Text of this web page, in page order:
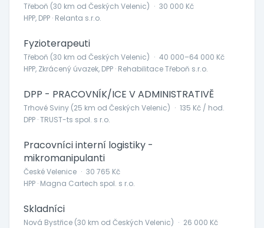
Třeboň (30 km od Českých Velenic) · 30 000 Kč
HPP, DPP · Relanta s.r.o.
Fyzioterapeuti
Třeboň (30 km od Českých Velenic) · 40 000–64 000 Kč
HPP, Zkrácený úvazek, DPP · Rehabilitace Třeboň s.r.o.
DPP - PRACOVNÍK/ICE V ADMINISTRATIVĚ
Trhové Sviny (25 km od Českých Velenic) · 135 Kč / hod.
DPP · TRUST-ts spol. s r.o.
Pracovníci interní logistiky -
mikromanipulanti
České Velenice · 30 765 Kč
HPP · Magna Cartech spol. s r.o.
Skladníci
Nová Bystřice (30 km od Českých Velenic) · 26 000 Kč